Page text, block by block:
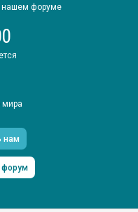
нашем форуме
мира
нам
форум